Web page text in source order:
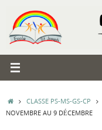
contenu
ACCUEIL
CLASSE PS-MS-GS-CP
NOVEMBRE AU 9 DÉCEMBRE